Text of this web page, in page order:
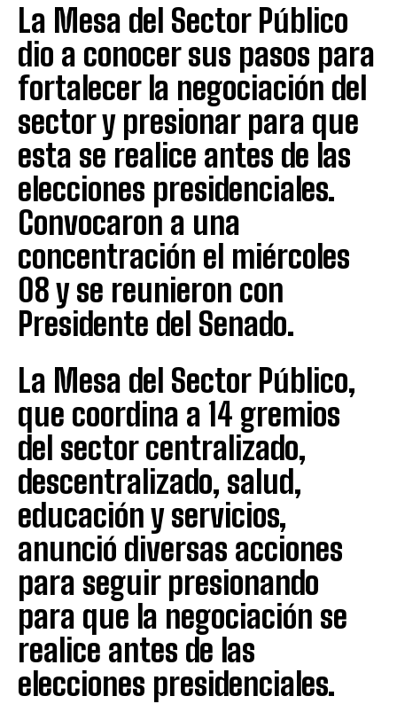
La Mesa del Sector Público
dio a conocer sus pasos para
fortalecer la negociación del
sector y presionar para que
esta se realice antes de las
elecciones presidenciales.
Convocaron a una
concentración el miércoles
08 y se reunieron con
Presidente del Senado.
La Mesa del Sector Público,
que coordina a 14 gremios
del sector centralizado,
descentralizado, salud,
educación y servicios,
anunció diversas acciones
para seguir presionando
para que la negociación se
realice antes de las
elecciones presidenciales.